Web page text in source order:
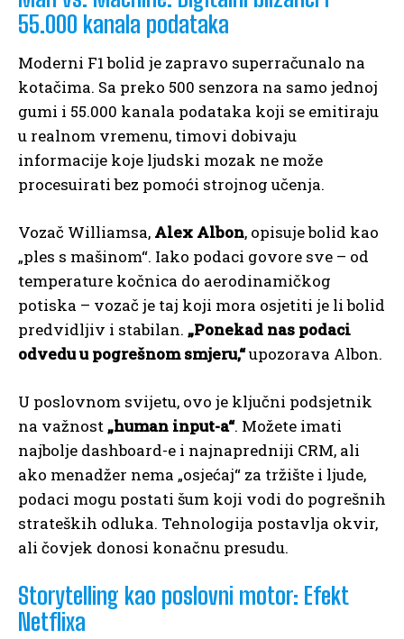
55.000 kanala podataka
Moderni F1 bolid je zapravo superračunalo na
kotačima. Sa preko 500 senzora na samo jednoj
gumi i 55.000 kanala podataka koji se emitiraju
u realnom vremenu, timovi dobivaju
informacije koje ljudski mozak ne može
procesuirati bez pomoći strojnog učenja.
Vozač Williamsa, Alex Albon, opisuje bolid kao
„ples s mašinom“. Iako podaci govore sve – od
temperature kočnica do aerodinamičkog
potiska – vozač je taj koji mora osjetiti je li bolid
predvidljiv i stabilan. „Ponekad nas podaci
odvedu u pogrešnom smjeru,“upozorava Albon.
U poslovnom svijetu, ovo je ključni podsjetnik
na važnost „human input-a“. Možete imati
najbolje dashboard-e i najnapredniji CRM, ali
ako menadžer nema „osjećaj“ za tržište i ljude,
podaci mogu postati šum koji vodi do pogrešnih
strateških odluka. Tehnologija postavlja okvir,
ali čovjek donosi konačnu presudu.
Storytelling kao poslovni motor: Efekt
Netflixa